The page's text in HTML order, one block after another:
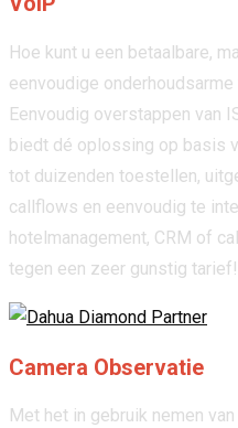
Hoe kunt u een betaalbare,
eenvoudige
Eenvoudig overstappen van
biedt dé oplossing op basis
tot duizenden toestellen,
callflows en eenvoudig te
hotelmanagement, CRM of
tegen een zeer gunstig tarief!
Camera Observatie
Met het in gebruik nemen